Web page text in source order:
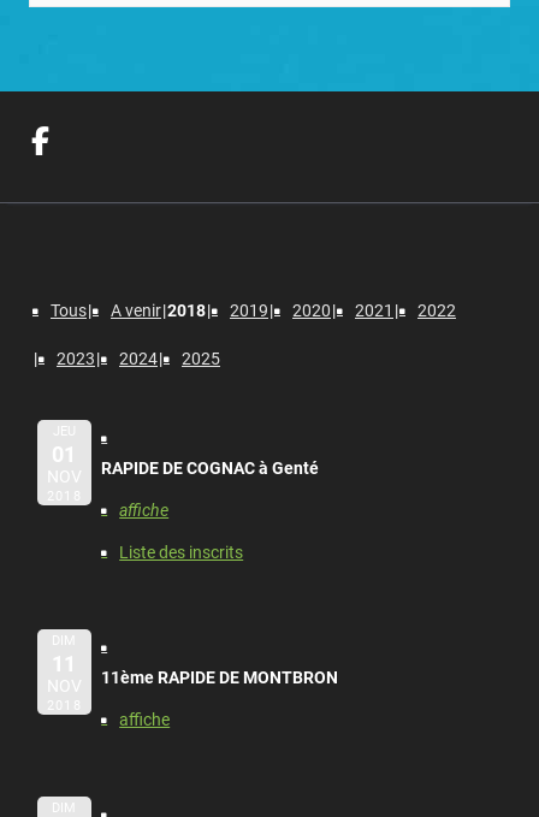
Tous A venir 2018 2019 2020 2021 2022
2023 2024 2025
JEU
01
NOV
2018
RAPIDE DE COGNAC à Genté
affiche
Liste des inscrits
DIM
11
NOV
2018
11ème RAPIDE DE MONTBRON
affiche
DIM